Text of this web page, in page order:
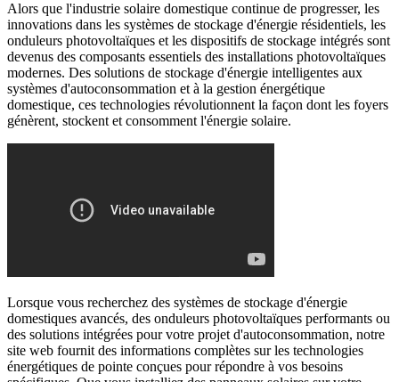
Alors que l'industrie solaire domestique continue de progresser, les
innovations dans les systèmes de stockage d'énergie résidentiels, les
onduleurs photovoltaïques et les dispositifs de stockage intégrés sont
devenus des composants essentiels des installations photovoltaïques
modernes. Des solutions de stockage d'énergie intelligentes aux
systèmes d'autoconsommation et à la gestion énergétique
domestique, ces technologies révolutionnent la façon dont les foyers
génèrent, stockent et consomment l'énergie solaire.
Lorsque vous recherchez des systèmes de stockage d'énergie
domestiques avancés, des onduleurs photovoltaïques performants ou
des solutions intégrées pour votre projet d'autoconsommation, notre
site web fournit des informations complètes sur les technologies
énergétiques de pointe conçues pour répondre à vos besoins